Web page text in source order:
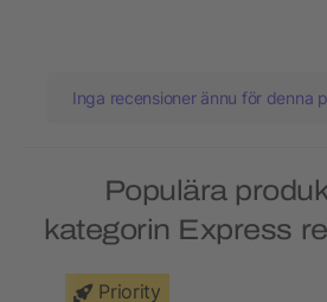
Inga recensioner ännu för denna
Populära
kategorin Express
Priority